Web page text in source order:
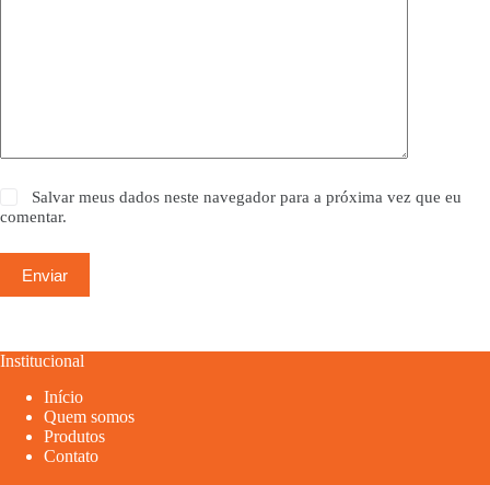
Salvar meus dados neste navegador para a próxima vez que eu
comentar.
Enviar
Institucional
Início
Quem somos
Produtos
Contato